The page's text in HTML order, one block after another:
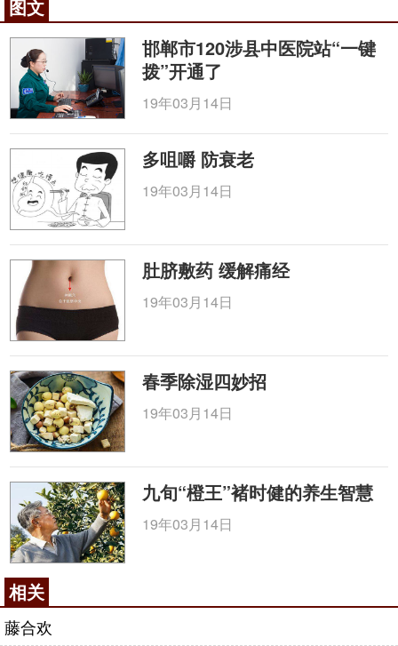
图文
邯郸市120涉县中医院站“一键
拨”开通了
19年03月14日
多咀嚼 防衰老
19年03月14日
肚脐敷药 缓解痛经
19年03月14日
春季除湿四妙招
19年03月14日
九旬“橙王”褚时健的养生智慧
19年03月14日
相关
藤合欢